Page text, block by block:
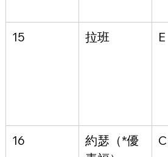
15 拉班 E
16 約瑟 （*優
C